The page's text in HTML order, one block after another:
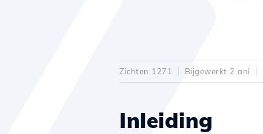
Zichten 1271 Bijgewerkt 2 ani
Inleiding